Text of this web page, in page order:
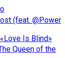
(feat. @Power
Is Blind»
Queen of the